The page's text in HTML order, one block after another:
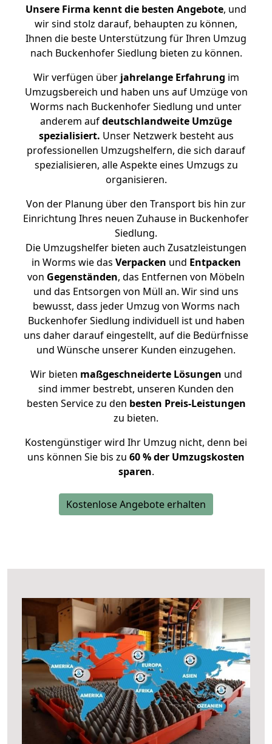
Unsere Firma kennt die besten Angebote, und
wir sind stolz darauf, behaupten zu können,
Ihnen die beste Unterstützung für Ihren Umzug
nach Buckenhofer Siedlung bieten zu können.
Wir verfügen überjahrelange Erfahrung im
Umzugsbereich und haben uns auf Umzüge von
Worms nach Buckenhofer Siedlung und unter
anderem aufdeutschlandweite Umzüge
spezialisiert. Unser Netzwerk besteht aus
professionellen Umzugshelfern, die sich darauf
spezialisieren, alle Aspekte eines Umzugs zu
organisieren.
Von der Planung über den Transport bis hin zur
Einrichtung Ihres neuen Zuhause in Buckenhofer
Siedlung.
Die Umzugshelfer bieten auch Zusatzleistungen
in Worms wie das Verpacken und Entpacken
von Gegenständen, das Entfernen von Möbeln
und das Entsorgen von Müll an. Wir sind uns
bewusst, dass jeder Umzug von Worms nach
Buckenhofer Siedlung individuell ist und haben
uns daher darauf eingestellt, auf die Bedürfnisse
und Wünsche unserer Kunden einzugehen.
Wir bieten maßgeschneiderte Lösungen und
sind immer bestrebt, unseren Kunden den
besten Service zu den besten Preis-Leistungen
zu bieten.
Kostengünstiger wird Ihr Umzug nicht, denn bei
uns können Sie bis zu 60 % der Umzugskosten
sparen.
Kostenlose Angebote erhalten